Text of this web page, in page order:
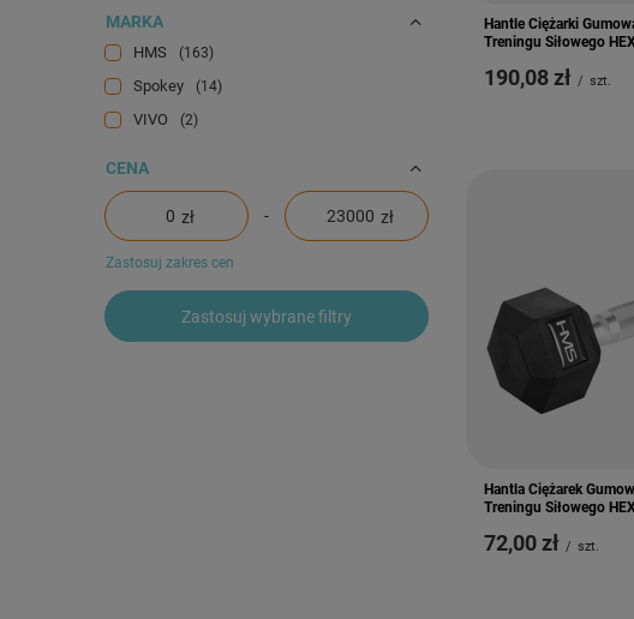
MARKA
HMS 163
Spokey 14
VIVO 2
CENA
zł - zł
Zastosuj zakres cen
Zastosuj wybrane filtry
Hantle Ciężarki
Treningu Siłowego
190,08 zł / szt.
Hantla Ciężarek
Treningu Siłowego
72,00 zł / szt.